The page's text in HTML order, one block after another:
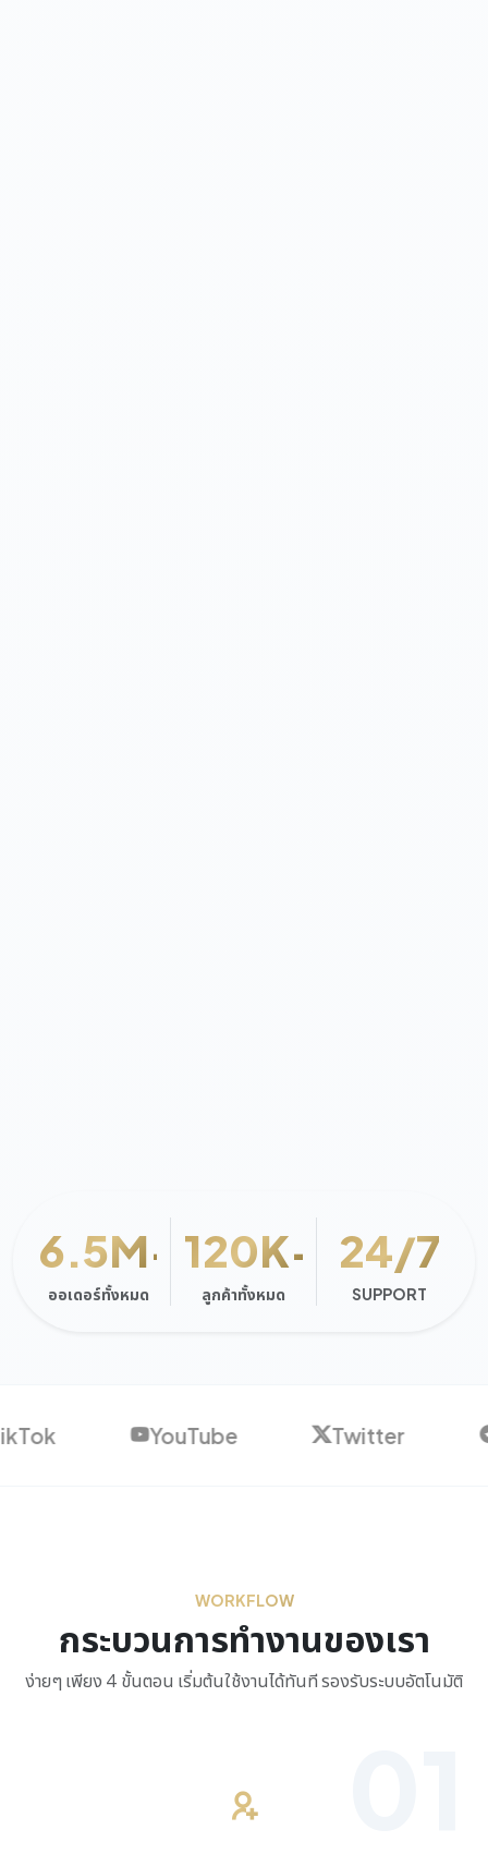
6.5M+
ออเดอร์ทั้งหมด
120K+
ลูกค้าทั้งหมด
24/7
SUPPORT
YouTube Twitter
WORKFLOW
กระบวนการทำงานของเรา
ง่ายๆ เพียง 4 ขั้นตอน เริ่มต้นใช้งานได้ทันที รองรับระบบอัตโนมัติ